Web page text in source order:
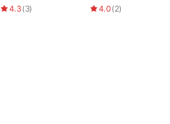
4.3(3) 4.0(2)